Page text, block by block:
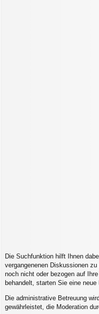
Die Suchfunktion hilft Ihnen
vergangenenen Diskussionen
noch nicht oder bezogen auf
behandelt, starten Sie eine neue
Die administrative Betreuung
gewährleistet, die Moderation